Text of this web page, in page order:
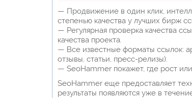
— Продвижение в один клик,
степенью качества у лучших бирж
— Регулярная проверка качества
качества проекта.
— Все известные форматы ссылок:
отзывы, статьи, пресс-релизы).
— SeoHammer покажет, где рост
SeoHammer еще предоставляет
результаты появляются уже в